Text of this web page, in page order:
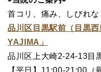
首コリ、痛み、しびれな
品川区目黒駅前（目黒
YAJIMA」
品川区上大崎2-24-13目
【平日】11:00-21:00（